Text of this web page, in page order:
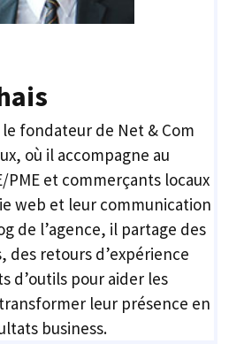
le fondateur de Net & Com
où il accompagne au
PME et commerçants locaux
web et leur communication
de l’agence, il partage des
des retours d’expérience
d’outils pour aider les
leur présence en
business.